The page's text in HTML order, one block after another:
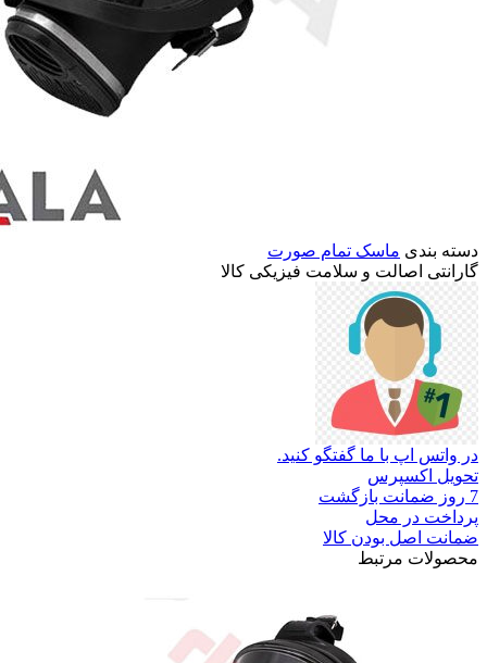
دسته بندی ماسک تمام صورت
گارانتی اصالت و سلامت فیزیکی کالا
در واتس اپ با ما گفتگو کنید.
تحویل اکسپرس
7 روز ضمانت بازگشت
پرداخت در محل
ضمانت اصل بودن کالا
محصولات مرتبط